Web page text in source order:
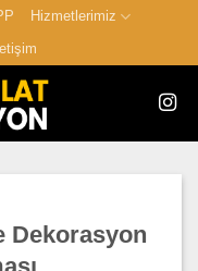
Hizmetlerimiz
İletişim
Dekorasyon